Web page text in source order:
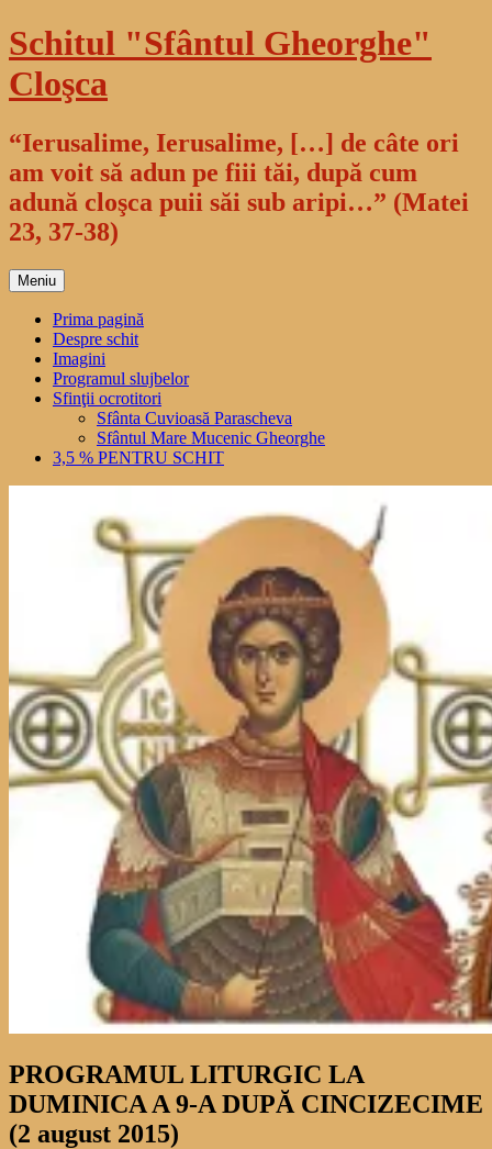
Sari
la
conținut
Schitul "Sfântul Gheorghe"
Cloşca
“Ierusalime, Ierusalime, […] de câte ori
am voit să adun pe fiii tăi, după cum
adună cloşca puii săi sub aripi…” (Matei
23, 37-38)
Meniu
Prima pagină
Despre schit
Imagini
Programul slujbelor
Sfinţii ocrotitori
Sfânta Cuvioasă Parascheva
Sfântul Mare Mucenic Gheorghe
3,5 % PENTRU SCHIT
PROGRAMUL LITURGIC LA
DUMINICA A 9-A DUPĂ CINCIZECIME
(2 august 2015)